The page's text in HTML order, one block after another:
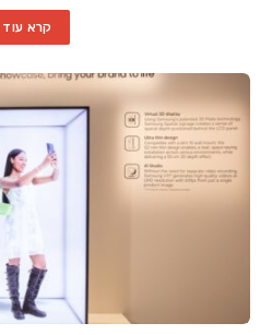
קרא עוד